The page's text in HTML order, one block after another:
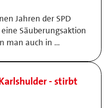
Jahren der SPD
Säuberungsaktion
man auch in …
- stirbt